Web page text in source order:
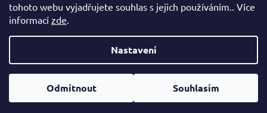
tohoto webu vyjadřujete souhlas s jejich používáním.. Více
informací zde.
Nastavení
Odmítnout Souhlasím
Vytvořil Shoptet
Copyright 2026
. Všechna práva
vyhrazena.Upravit nastavení cookies